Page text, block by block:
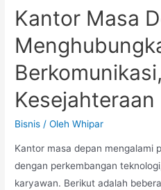
Kantor Masa
Kesejahteraan
Bisnis / OlehWhipar
Kantor masa depan mengalami
dengan perkembangan
karyawan. Berikut adalah